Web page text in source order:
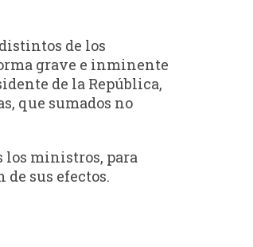
de los
grave e inminente
de la República,
que sumados no
los ministros, para
sus efectos.